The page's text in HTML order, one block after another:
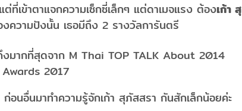
ที่เข้าตาแจกความเซ็กซี่เล็กๆ แต่ดาเมจแรง ต้องเก้า สุ
งความปังนั้น เธอมีถึง 2 รางวัลการันตรี
มากที่สุดจาก M Thai TOP TALK About 2014
Awards 2017
อนอื่นมาทำความรู้จักเก้า สุภัสสรา กันสักเล็กน้อยค่ะ